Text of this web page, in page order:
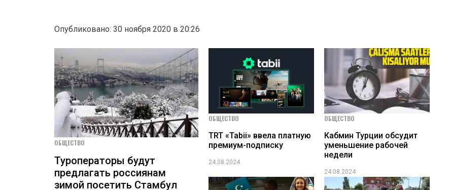
Опубликовано: 30 ноября 2020 в 20:26
ОБЩЕСТВО
Туроператоры будут
предлагать россиянам
зимой посетить Стамбул
ОБЩЕСТВО
TRT «Tabii» ввела платную
премиум-подписку
24.08.2024
ОБЩЕСТВО
Кабмин Турции обсудит
уменьшение рабочей
недели
24.08.2024